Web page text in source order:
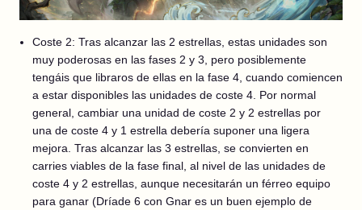
Coste 2: Tras alcanzar las 2 estrellas, estas unidades son
muy poderosas en las fases 2 y 3, pero posiblemente
tengáis que libraros de ellas en la fase 4, cuando comiencen
a estar disponibles las unidades de coste 4. Por normal
general, cambiar una unidad de coste 2 y 2 estrellas por
una de coste 4 y 1 estrella debería suponer una ligera
mejora. Tras alcanzar las 3 estrellas, se convierten en
carries viables de la fase final, al nivel de las unidades de
coste 4 y 2 estrellas, aunque necesitarán un férreo equipo
para ganar (Dríade 6 con Gnar es un buen ejemplo de